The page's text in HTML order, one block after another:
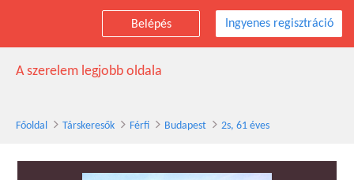
Belépés Ingyenes regisztráció
2s társkereső férfi, 61 éves, Budapest
A szerelem legjobb oldala
Főoldal Társkeresők Férfi Budapest 2s, 61 éves